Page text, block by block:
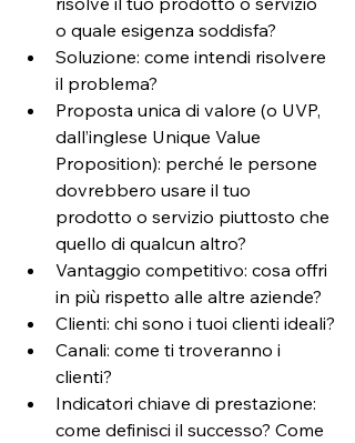
o quale esigenza soddisfa?
Soluzione: come intendi risolvere
il problema?
Proposta unica di valore (o UVP,
dall’inglese Unique Value
Proposition): perché le persone
dovrebbero usare il tuo
prodotto o servizio piuttosto che
quello di qualcun altro?
Vantaggio competitivo: cosa offri
in più rispetto alle altre aziende?
Clienti: chi sono i tuoi clienti ideali?
Canali: come ti troveranno i
clienti?
Indicatori chiave di prestazione:
come definisci il successo? Come